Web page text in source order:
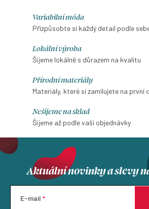
Variabilní móda
Přizpůsobte si každý detail podle
Lokální výroba
Šijeme lokálně s důrazem na kvalitu
Přírodní materiály
Materiály, které si zamilujete na první
Nešijeme na sklad
Šijeme až podle vaší objednávky
Aktuální novinky a slevy
E-mail